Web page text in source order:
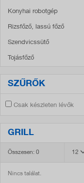
Konyhai robotgép
Rizsfőző, lassú főző
Szendvicssütő
Tojásfőző
SZŰRŐK
Csak készleten lévők
GRILL
12
Összesen: 0
Nincs találat.